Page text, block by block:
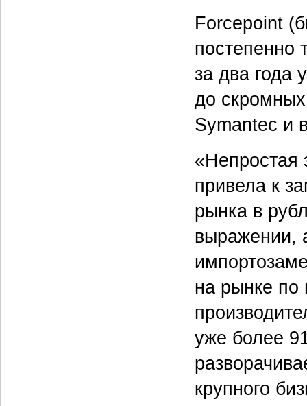
Forcepoint
постепенно
за два года
до
Symantec и
«Непростая
привела к
рынка в
выражении,
на рынке по
уже более
крупного